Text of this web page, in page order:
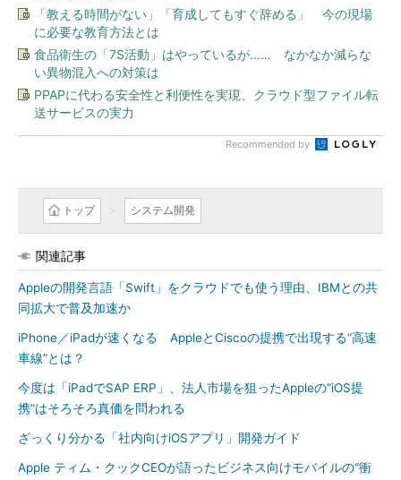
「教える時間がない」「育成してもすぐ辞める」 今の現場
に必要な教育方法とは
食品衛生の「7S活動」はやっているが…… なかなか減らな
い異物混入への対策は
PPAPに代わる安全性と利便性を実現、クラウド型ファイル転
送サービスの実力
Recommended by
トップ システム開発
関連記事
Appleの開発言語「Swift」をクラウドでも使う理由、IBMとの共
同拡大で普及加速か
iPhone／iPadが速くなる AppleとCiscoの提携で出現する“高速
車線”とは？
今度は「iPadでSAP ERP」、法人市場を狙ったAppleの“iOS提
携”はそろそろ真価を問われる
ざっくり分かる「社内向けiOSアプリ」開発ガイド
Apple ティム・クックCEOが語ったビジネス向けモバイルの“衝